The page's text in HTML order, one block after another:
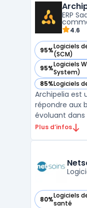
collaboratifs,
d’aligner la
ERP
4.6
95%Logiciels
(SCM)
— voir
95%Logiciels
System)
— voir
85%Logiciels
— voir
Archipelia est
répondre aux
évoluant dans
détail, avec
processus de
et de relation
Plus d’infos
80%Logiciels
santé
— voir